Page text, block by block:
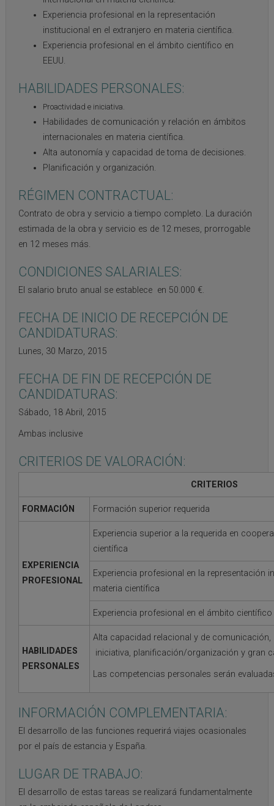
Experiencia profesional en la representación
institucional en el extranjero en materia científica.
Experiencia profesional en el ámbito científico en
EEUU.
HABILIDADES PERSONALES:
Proactividad e iniciativa.
Habilidades de comunicación y relación en ámbitos
internacionales en materia científica.
Alta autonomía y capacidad de toma de decisiones.
Planificación y organización.
RÉGIMEN CONTRACTUAL:
Contrato de obra y servicio a tiempo completo. La duración
estimada de la obra y servicio es de 12 meses, prorrogable
en 12 meses más.
CONDICIONES SALARIALES:
El salario bruto anual se establece en 50.000 €.
FECHA DE INICIO DE RECEPCIÓN DE
CANDIDATURAS:
Lunes, 30 Marzo, 2015
FECHA DE FIN DE RECEPCIÓN DE
CANDIDATURAS:
Sábado, 18 Abril, 2015
Ambas inclusive
CRITERIOS DE VALORACIÓN:
CRITERIOS
FORMACIÓN Formación superior requerida
EXPERIENCIA
PROFESIONAL
Experiencia superior a la requerida en
científica
Experiencia profesional en la representación
materia científica
Experiencia profesional en el ámbito
HABILIDADES
PERSONALES
Alta capacidad relacional y de
iniciativa, planificación/organización y gran
Las competencias personales serán
INFORMACIÓN COMPLEMENTARIA:
El desarrollo de las funciones requerirá viajes ocasionales
por el país de estancia y España.
LUGAR DE TRABAJO:
El desarrollo de estas tareas se realizará fundamentalmente